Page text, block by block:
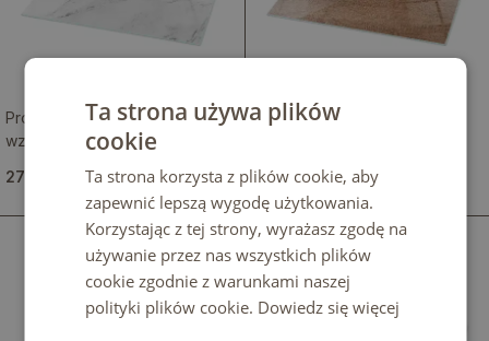
Prostokątny blat na stół w
wzorze imitującym marmur
279.99 zł
Prostokątny blat o wyglądzie
279.99 zł
Ta strona używa plików
cookie
Ta strona korzysta z plików cookie, aby
zapewnić lepszą wygodę użytkowania.
Korzystając z tej strony, wyrażasz zgodę na
używanie przez nas wszystkich plików
cookie zgodnie z warunkami naszej
polityki plików cookie. Dowiedz się więcej